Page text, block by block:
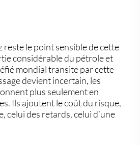
reste le point sensible de cette
considérable du pétrole et
mondial transite par cette
devient incertain, les
plus seulement en
Ils ajoutent le coût du risque,
celui des retards, celui d’une